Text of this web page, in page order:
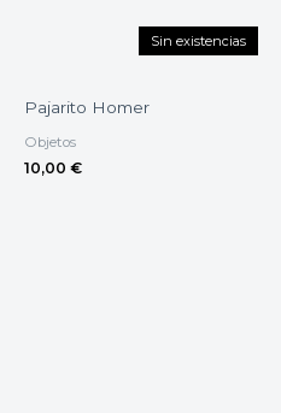
Sin existencias
Pajarito Homer
Objetos
10,00 €